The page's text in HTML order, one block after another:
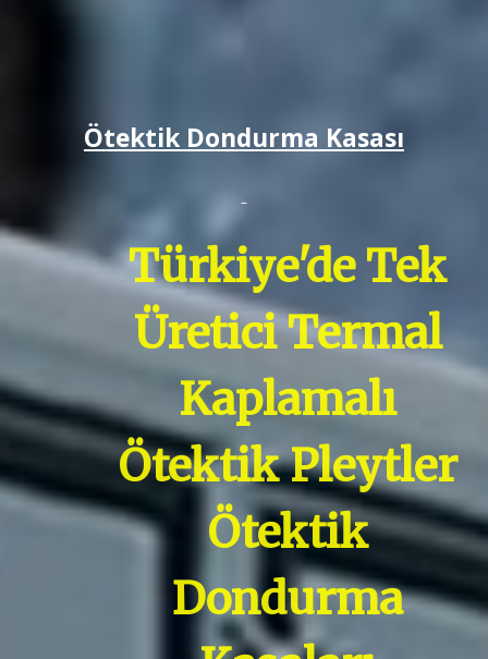
Ötektik Dondurma Kasası
Türkiye'de Tek
Üretici Termal
Kaplamalı
Ötektik Pleytler
Ötektik
Dondurma